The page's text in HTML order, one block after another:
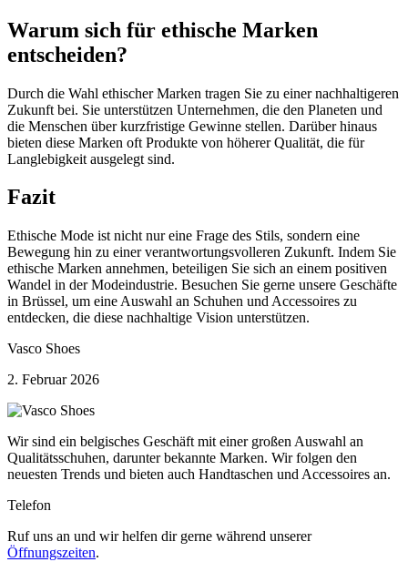
Warum sich für ethische Marken
entscheiden?
Durch die Wahl ethischer Marken tragen Sie zu einer nachhaltigeren
Zukunft bei. Sie unterstützen Unternehmen, die den Planeten und
die Menschen über kurzfristige Gewinne stellen. Darüber hinaus
bieten diese Marken oft Produkte von höherer Qualität, die für
Langlebigkeit ausgelegt sind.
Fazit
Ethische Mode ist nicht nur eine Frage des Stils, sondern eine
Bewegung hin zu einer verantwortungsvolleren Zukunft. Indem Sie
ethische Marken annehmen, beteiligen Sie sich an einem positiven
Wandel in der Modeindustrie. Besuchen Sie gerne unsere Geschäfte
in Brüssel, um eine Auswahl an Schuhen und Accessoires zu
entdecken, die diese nachhaltige Vision unterstützen.
Vasco Shoes
2. Februar 2026
Wir sind ein belgisches Geschäft mit einer großen Auswahl an
Qualitätsschuhen, darunter bekannte Marken. Wir folgen den
neuesten Trends und bieten auch Handtaschen und Accessoires an.
Telefon
Ruf uns an und wir helfen dir gerne während unserer
Öffnungszeiten.